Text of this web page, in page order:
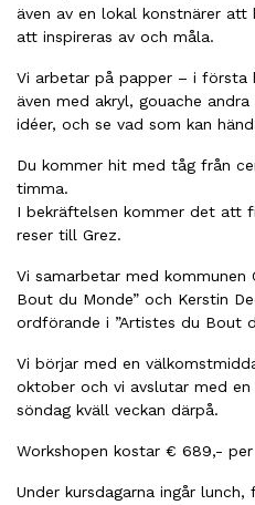
även av en lokal konstnärer
att inspireras av och måla.
Vi arbetar på papper – i första
även med akryl, gouache
idéer, och se vad som kan
Du kommer hit med tåg från
timma.
I bekräftelsen kommer det att
reser till Grez.
Vi samarbetar med kommunen
Bout du Monde” och Kerstin
ordförande i ”Artistes du Bout
Vi börjar med en
oktober och vi avslutar med en
söndag kväll veckan därpå.
Workshopen kostar € 689,- per
Under kursdagarna ingår